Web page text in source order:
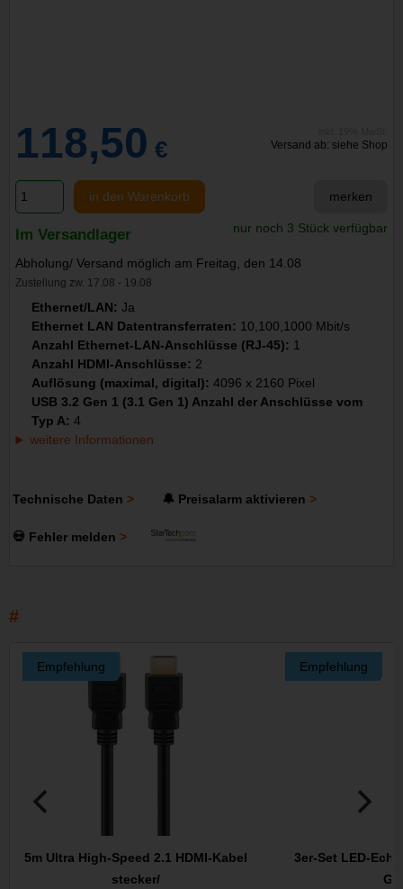
118,50 € Versand ab: siehe Shop
in den Warenkorb merken
Im Versandlager nur noch 3 Stück verfügbar
Abholung/ Versand möglich am Freitag, den 14.08
Zustellung zw. 17.08 - 19.08
Ethernet/LAN: Ja
Ethernet LAN Datentransferraten: 10,100,1000 Mbit/s
Anzahl Ethernet-LAN-Anschlüsse (RJ-45): 1
Anzahl HDMI-Anschlüsse: 2
Auflösung (maximal, digital): 4096 x 2160 Pixel
USB 3.2 Gen 1 (3.1 Gen 1) Anzahl der Anschlüsse vom
Typ A: 4
weitere Informationen
Technische Daten 🔔 Preisalarm aktivieren
💀 Fehler melden
Empfehlung
5m Ultra High-Speed 2.1 HDMI-Kabel
stecker/
Empfehlung
3er-Set LED-